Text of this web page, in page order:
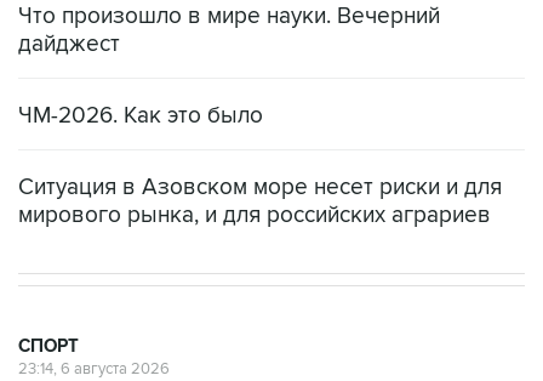
Что произошло в мире науки. Вечерний
дайджест
ЧМ-2026. Как это было
Ситуация в Азовском море несет риски и для
мирового рынка, и для российских аграриев
СПОРТ
23:14, 6 августа 2026